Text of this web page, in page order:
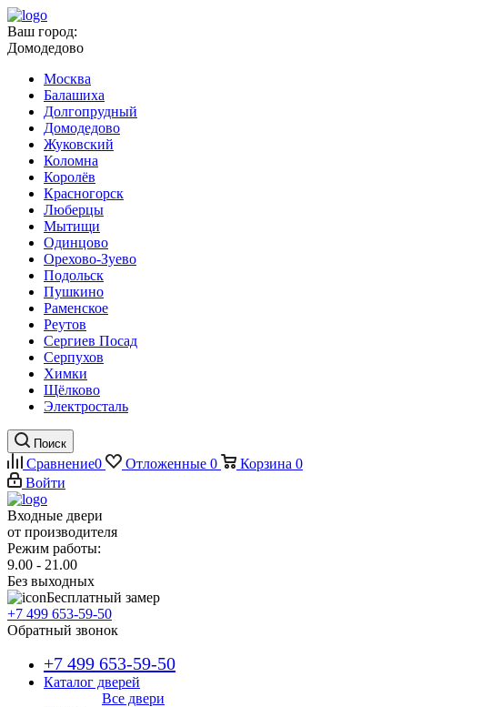
Ваш город:
Домодедово
Москва
Балашиха
Долгопрудный
Домодедово
Жуковский
Коломна
Королёв
Красногорск
Люберцы
Мытищи
Одинцово
Орехово-Зуево
Подольск
Пушкино
Раменское
Реутов
Сергиев Посад
Серпухов
Химки
Щёлково
Электросталь
Поиск
Сравнение0 Отложенные 0 Корзина 0
Войти
Входные двери
от производителя
Режим работы:
9.00 - 21.00
Без выходных
Бесплатный замер
+7 499 653-59-50
Обратный звонок
+7 499 653-59-50
Каталог дверей
Все двери